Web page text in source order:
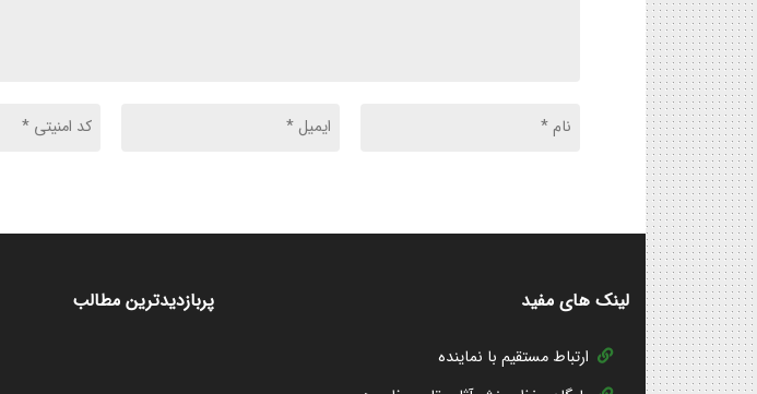
لینک های مفید
ارتباط مستقیم با نماینده
پربازدیدترین مطالب